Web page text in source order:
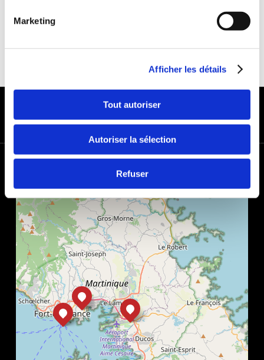
Marketing
Afficher les détails
Tout autoriser
Autoriser la sélection
Refuser